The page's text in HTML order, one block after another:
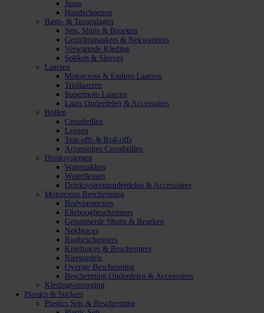
Jeans
Handschoenen
Basis- & Tussenlagen
Sets, Shirts & Broeken
Gezichtsmaskers & Nekwarmers
Verwarmde Kleding
Sokken & Sleeves
Laarzen
Motorcross & Enduro Laarzen
Triallaarzen
Supermoto Laarzen
Laars Onderdelen & Accessoires
Brillen
Crossbrillen
Lenzen
Tear-offs & Roll-offs
Accessoires Crossbrillen
Drinksystemen
Waterzakken
Waterflessen
Drinksysteemonderdelen & Accessoires
Motorcross Bescherming
Bodyprotectors
Elleboogbeschermers
Gepantserde Shorts & Broeken
Nekbraces
Rugbeschermers
Kniebraces & Beschermers
Niergordels
Overige Bescherming
Bescherming Onderdelen & Accessoires
Kledingverzorging
Plastics & Stickers
Plastics Sets & Bescherming